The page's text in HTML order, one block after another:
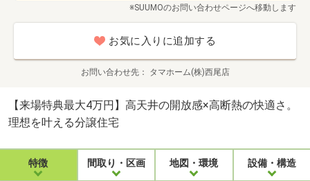
※SUUMOのお問い合わせページへ移動します
お気に入りに追加する
お問い合わせ先 タマホーム(株)西尾店
【来場特典最大4万円】高天井の開放感×高断熱の快適さ。
理想を叶える分譲住宅
特徴 間取り・区画 地図・環境 設備・構造